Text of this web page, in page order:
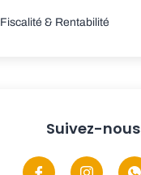
Fiscalité & Rentabilité
Suivez-nous